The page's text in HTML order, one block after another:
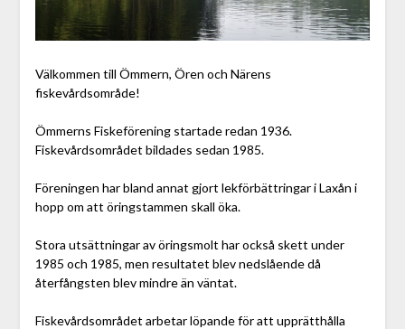
Välkommen till Ömmern, Ören och Närens
fiskevårdsområde!
Ömmerns Fiskeförening startade redan 1936.
Fiskevårdsområdet bildades sedan 1985.
Föreningen har bland annat gjort lekförbättringar i Laxån i
hopp om att öringstammen skall öka.
Stora utsättningar av öringsmolt har också skett under
1985 och 1985, men resultatet blev nedslående då
återfångsten blev mindre än väntat.
Fiskevårdsområdet arbetar löpande för att upprätthålla